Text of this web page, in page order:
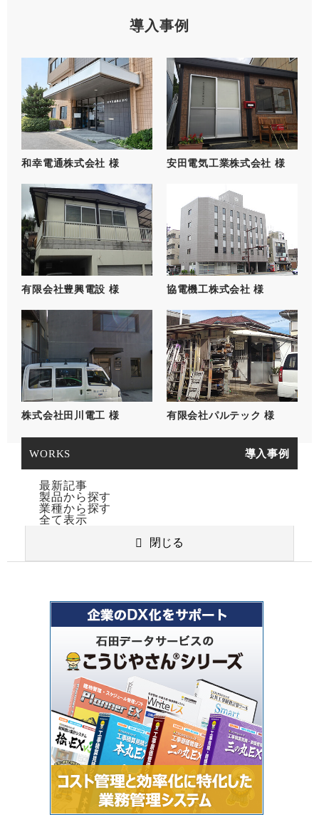
WORKS 導入事例
最新記事
製品から探す
業種から探す
全て表示
閉じる
導入事例
和幸電通株式会社 様 安田電気工業株式会社 様
有限会社豊興電設 様 協電機工株式会社 様
株式会社田川電工 様 有限会社パルテック 様